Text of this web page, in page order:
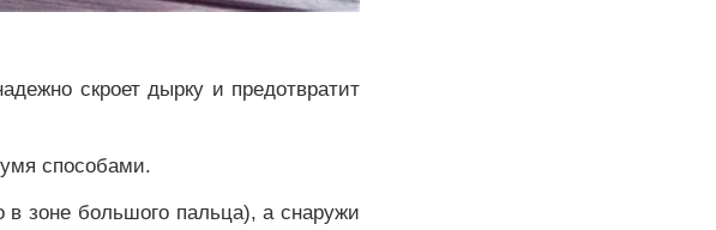
скроет дырку и предотвратит
способами.
в зоне большого пальца), а снаружи